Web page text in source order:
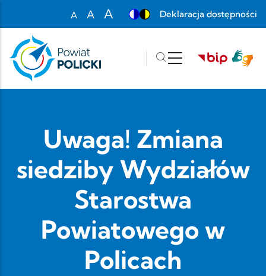
A
Set font size to 100%
A
A
Deklaracja dostępności
Uwaga! Zmiana
siedziby Wydziałów
Starostwa
Powiatowego w
Policach